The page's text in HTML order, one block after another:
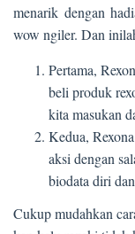
menarik dengan
wow ngiler. Dan
Pertama,
beli produk
kita masukan
Kedua,
aksi dengan
biodata diri
Cukup mudahkan